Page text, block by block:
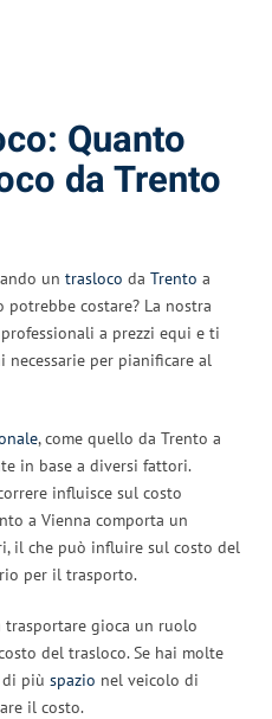
Quanto
da Trento
un trasloco da Trento a
costare? La nostra
a prezzi equi e ti
per pianificare al
, come quello da Trento a
in base a diversi fattori.
influisce sul costo
a Vienna comporta un
il che può influire sul costo del
per il trasporto.
trasportare gioca un ruolo
del trasloco. Se hai molte
di più spazio nel veicolo di
il costo.